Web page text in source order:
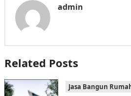
admin
Related Posts
Jasa Bangun